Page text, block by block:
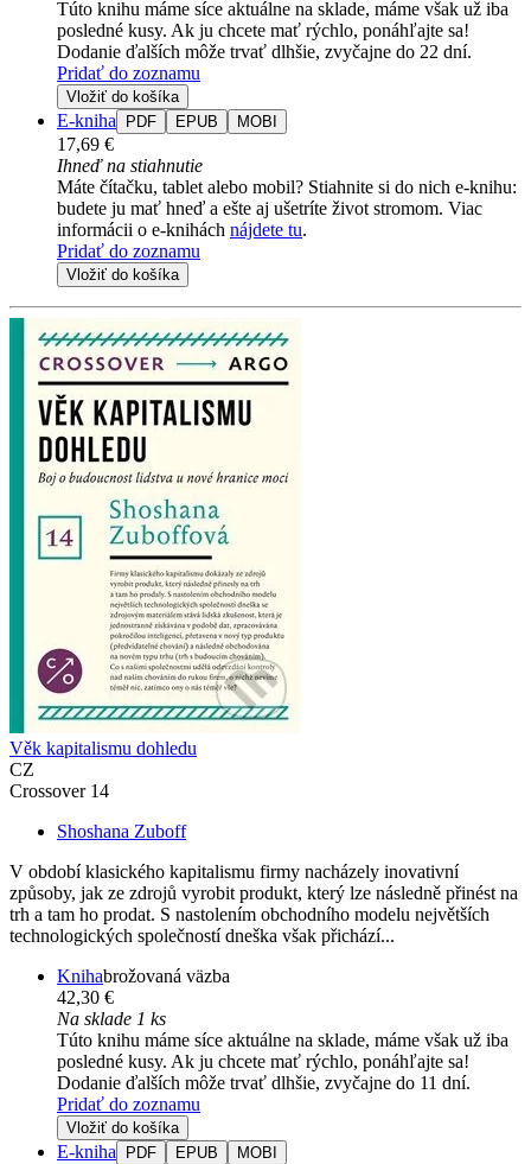
Túto knihu máme síce aktuálne na sklade, máme však už iba
posledné kusy. Ak ju chcete mať rýchlo, ponáhľajte sa!
Dodanie ďalších môže trvať dlhšie, zvyčajne do 22 dní.
Pridať do zoznamu
Vložiť do košíka
E-kniha PDF EPUB MOBI
17,69 €
Ihneď na stiahnutie
Máte čítačku, tablet alebo mobil? Stiahnite si do nich e-knihu:
budete ju mať hneď a ešte aj ušetríte život stromom. Viac
informácii o e-knihách nájdete tu.
Pridať do zoznamu
Vložiť do košíka
Věk kapitalismu dohledu
CZ
Crossover 14
Shoshana Zuboff
V období klasického kapitalismu firmy nacházely inovativní
způsoby, jak ze zdrojů vyrobit produkt, který lze následně přinést na
trh a tam ho prodat. S nastolením obchodního modelu největších
technologických společností dneška však přichází...
Knihabrožovaná väzba
42,30 €
Na sklade 1 ks
Túto knihu máme síce aktuálne na sklade, máme však už iba
posledné kusy. Ak ju chcete mať rýchlo, ponáhľajte sa!
Dodanie ďalších môže trvať dlhšie, zvyčajne do 11 dní.
Pridať do zoznamu
Vložiť do košíka
E-kniha PDF EPUB MOBI